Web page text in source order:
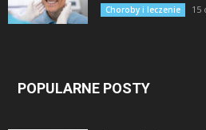
Choroby i leczenie 15
POPULARNE POSTY